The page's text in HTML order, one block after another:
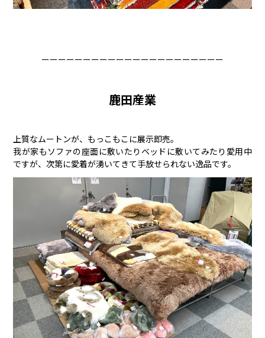
ーーーーーーーーーーーーーーーーーーーーーー
鹿田産業
上質なムートンが、もっこもこに展示即売。
我が家もソファの座面に敷いたりベッドに敷いてみたり愛用中
ですが、次第に愛着が湧いてきて手放せられない逸品です。